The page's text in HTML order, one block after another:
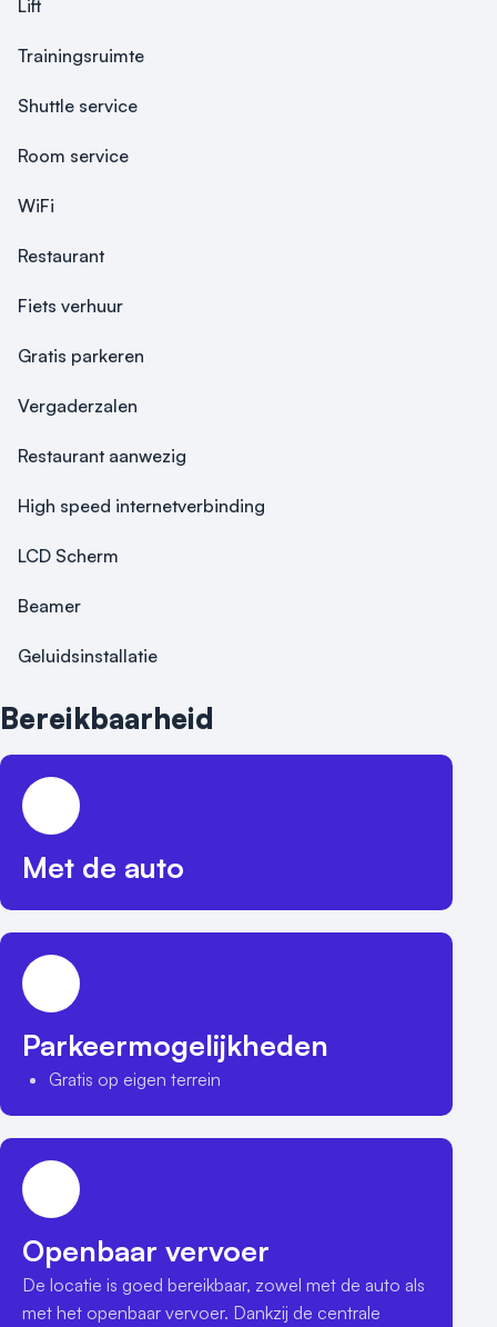
Lift
Trainingsruimte
Shuttle service
Room service
WiFi
Restaurant
Fiets verhuur
Gratis parkeren
Vergaderzalen
Restaurant aanwezig
High speed internetverbinding
LCD Scherm
Beamer
Geluidsinstallatie
Bereikbaarheid
Met de auto
Parkeermogelijkheden
Gratis op eigen terrein
Openbaar vervoer
De locatie is goed bereikbaar, zowel met de auto als
met het openbaar vervoer. Dankzij de centrale